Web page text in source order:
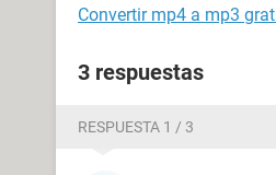
Convertir mp4 a mp3
3 respuestas
RESPUESTA 1 / 3